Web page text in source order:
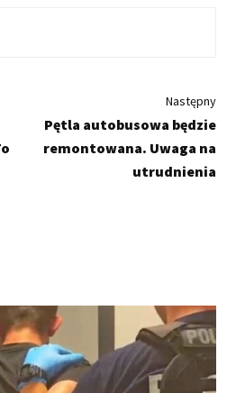
Następny
Pętla autobusowa będzie
remontowana. Uwaga na
utrudnienia